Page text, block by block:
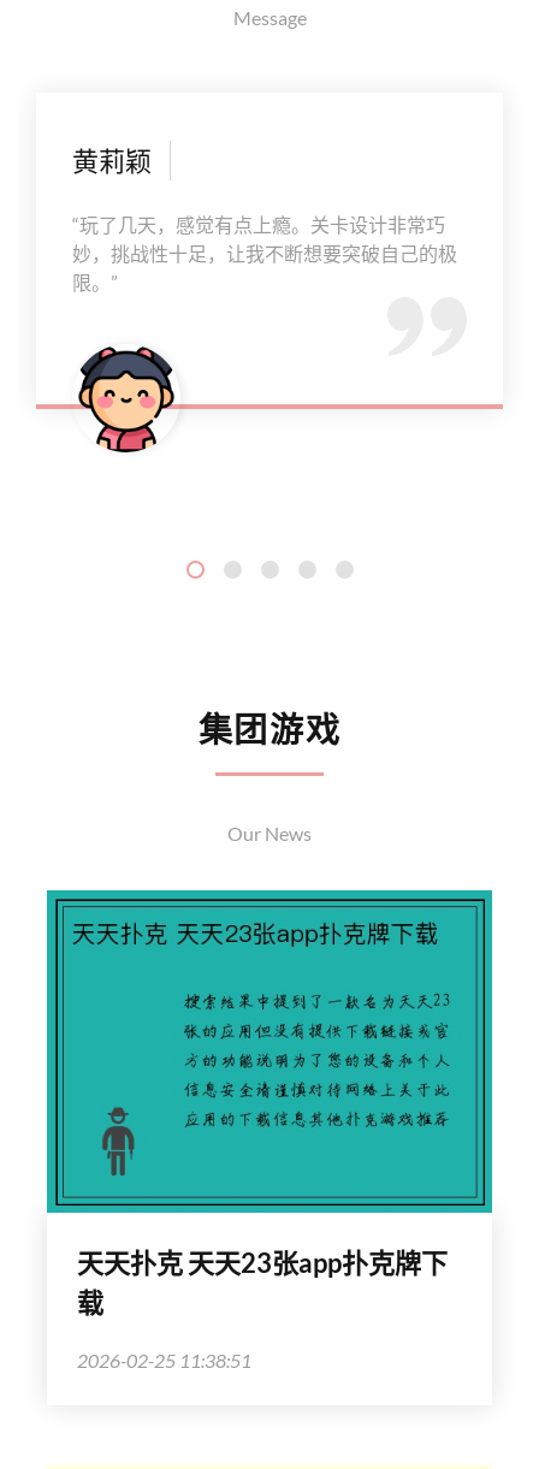
Message
黄莉颖
“玩了几天，感觉有点上瘾。关卡设计非常巧
妙，挑战性十足，让我不断想要突破自己的极
限。”
集团游戏
Our News
天天扑克 天天23张app扑克牌下
载
2026-02-25 11:38:51